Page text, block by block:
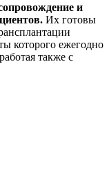
и
Их готовы
которого ежегодно
также с